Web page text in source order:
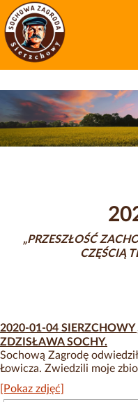
„PRZESZŁOŚĆ
CZĘŚCIĄ
2020-01-04 SIERZCHOWY
ZDZISŁAWA SOCHY.
Sochową Zagrodę
Łowicza. Zwiedzili moje
[Pokaz zdjęć]